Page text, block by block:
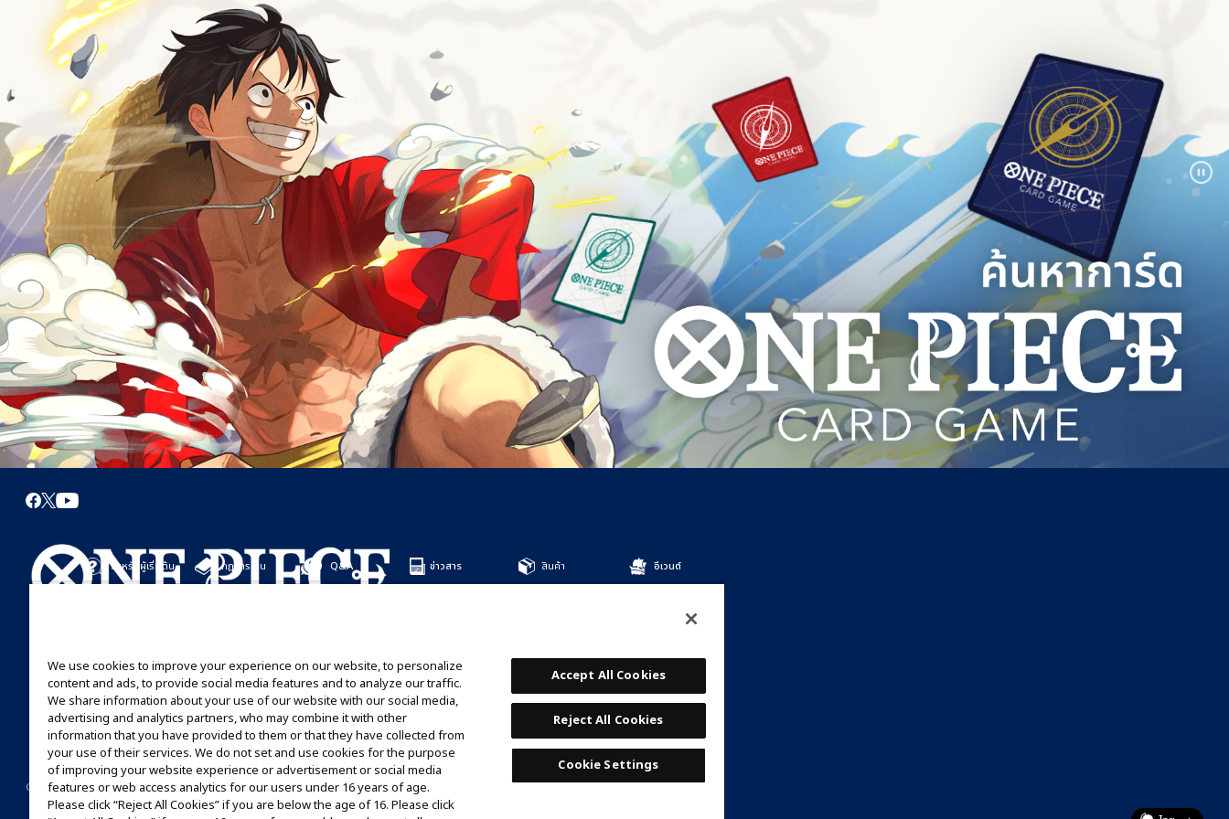
สำหรับผู้เริ่มต้น กฎการเล่น Q&A ข่าวสาร สินค้า อีเวนต์
การ์ด
รายชื่อการ์ด
เด็คที่แนะนำ
CONTACT USCookie SettingsPRIVACY POLICYGLOBAL ENTRANCE
©Eiichiro Oda/Shueisha©Eiichiro Oda/Shueisha, Toei Animation
We use cookies to improve your experience on our website, to personalize
content and ads, to provide social media features and to analyze our traffic.
We share information about your use of our website with our social media,
advertising and analytics partners, who may combine it with other
information that you have provided to them or that they have collected from
your use of their services. We do not set and use cookies for the purpose
of improving your website experience or advertisement or social media
features or web access analytics for our users under 16 years of age.
Please click “Reject All Cookies” if you are below the age of 16. Please click
Accept All Cookies
Reject All Cookies
Cookie Settings